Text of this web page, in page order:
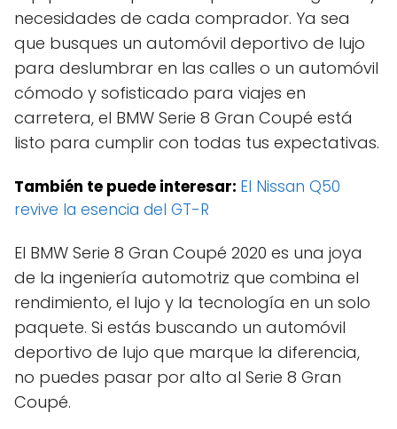
necesidades de cada comprador. Ya sea
que busques un automóvil deportivo de lujo
para deslumbrar en las calles o un automóvil
cómodo y sofisticado para viajes en
carretera, el BMW Serie 8 Gran Coupé está
listo para cumplir con todas tus expectativas.
También te puede interesar: El Nissan Q50
revive la esencia del GT-R
El BMW Serie 8 Gran Coupé 2020 es una joya
de la ingeniería automotriz que combina el
rendimiento, el lujo y la tecnología en un solo
paquete. Si estás buscando un automóvil
deportivo de lujo que marque la diferencia,
no puedes pasar por alto al Serie 8 Gran
Coupé.